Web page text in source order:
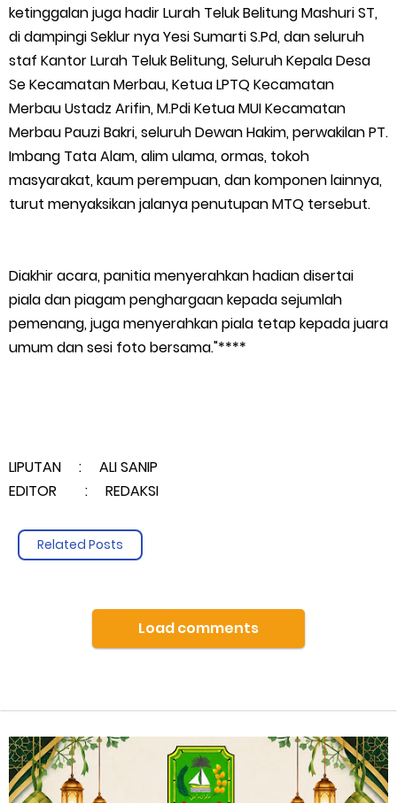
ketinggalan juga hadir Lurah Teluk Belitung Mashuri ST,
di dampingi Seklur nya Yesi Sumarti S.Pd, dan seluruh
staf Kantor Lurah Teluk Belitung, Seluruh Kepala Desa
Se Kecamatan Merbau, Ketua LPTQ Kecamatan
Merbau Ustadz Arifin, M.Pdi Ketua MUI Kecamatan
Merbau Pauzi Bakri, seluruh Dewan Hakim, perwakilan PT.
Imbang Tata Alam, alim ulama, ormas, tokoh
masyarakat, kaum perempuan, dan komponen lainnya,
turut menyaksikan jalanya penutupan MTQ tersebut.
Diakhir acara, panitia menyerahkan hadian disertai
piala dan piagam penghargaan kepada sejumlah
pemenang, juga menyerahkan piala tetap kepada juara
umum dan sesi foto bersama."****
LIPUTAN : ALI SANIP
EDITOR : REDAKSI
Related Posts
Load comments